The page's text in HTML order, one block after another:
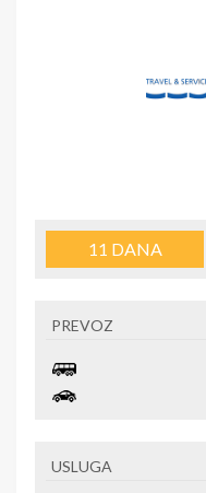
11 DANA
PREVOZ
USLUGA